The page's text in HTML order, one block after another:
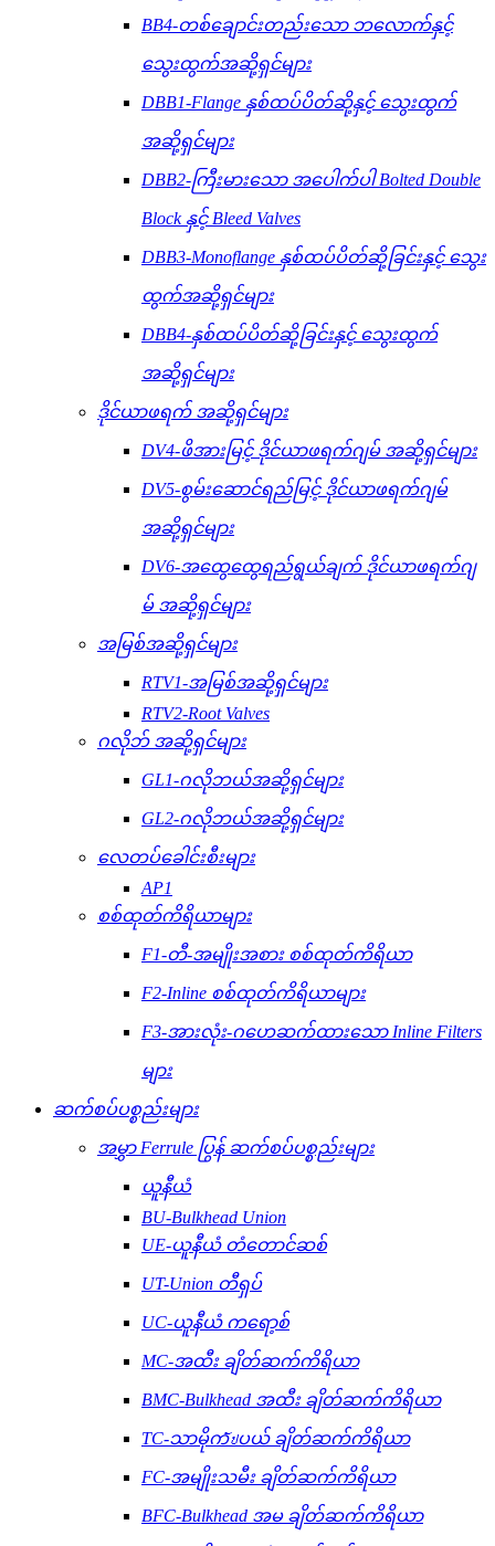
BB4-တစ်ချောင်းတည်းသော ဘလောက်နှင့်
သွေးထွက်အဆို့ရှင်များ
DBB1-Flange နှစ်ထပ်ပိတ်ဆို့နှင့် သွေးထွက်
အဆို့ရှင်များ
DBB2-ကြီးမားသော အပေါက်ပါ Bolted Double
Block နှင့် Bleed Valves
DBB3-Monoflange နှစ်ထပ်ပိတ်ဆို့ခြင်းနှင့် သွေး
ထွက်အဆို့ရှင်များ
DBB4-နှစ်ထပ်ပိတ်ဆို့ခြင်းနှင့် သွေးထွက်
အဆို့ရှင်များ
ဒိုင်ယာဖရက် အဆို့ရှင်များ
DV4-ဖိအားမြင့် ဒိုင်ယာဖရက်ဂျမ် အဆို့ရှင်များ
DV5-စွမ်းဆောင်ရည်မြင့် ဒိုင်ယာဖရက်ဂျမ်
အဆို့ရှင်များ
DV6-အထွေထွေရည်ရွယ်ချက် ဒိုင်ယာဖရက်ဂျ
မ် အဆို့ရှင်များ
အမြစ်အဆို့ရှင်များ
RTV1-အမြစ်အဆို့ရှင်များ
RTV2-Root Valves
ဂလိုဘ် အဆို့ရှင်များ
GL1-ဂလိုဘယ်အဆို့ရှင်များ
GL2-ဂလိုဘယ်အဆို့ရှင်များ
လေတပ်ခေါင်းစီးများ
AP1
စစ်ထုတ်ကိရိယာများ
F1-တီ-အမျိုးအစား စစ်ထုတ်ကိရိယာ
F2-Inline စစ်ထုတ်ကိရိယာများ
F3-အားလုံး-ဂဟေဆက်ထားသော Inline Filters
များ
ဆက်စပ်ပစ္စည်းများ
အမွှာ Ferrule ပြွန် ဆက်စပ်ပစ္စည်းများ
ယူနီယံ
BU-Bulkhead Union
UE-ယူနီယံ တံတောင်ဆစ်
UT-Union တီရှပ်
UC-ယူနီယံ ကရော့စ်
MC-အထီး ချိတ်ဆက်ကိရိယာ
BMC-Bulkhead အထီး ချိတ်ဆက်ကိရိယာ
TC-သာမိုကัปပယ် ချိတ်ဆက်ကိရိယာ
FC-အမျိုးသမီး ချိတ်ဆက်ကိရိယာ
BFC-Bulkhead အမ ချိတ်ဆက်ကိရိယာ